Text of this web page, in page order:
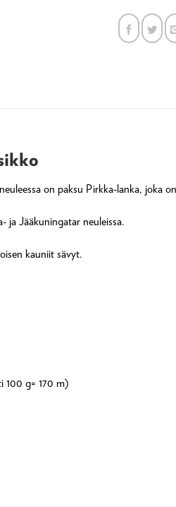
on paksu Pirkka-lanka, joka
ja Jääkuningatar neuleissa.
kauniit sävyt.
100 g= 170 m)